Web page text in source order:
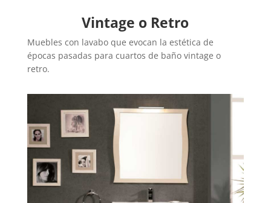
Vintage o Retro
Muebles con lavabo que evocan la estética de
épocas pasadas para cuartos de baño vintage o
retro.